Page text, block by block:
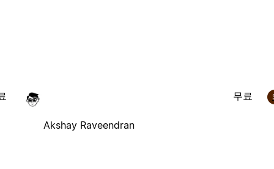
Akshay Raveendran
무료